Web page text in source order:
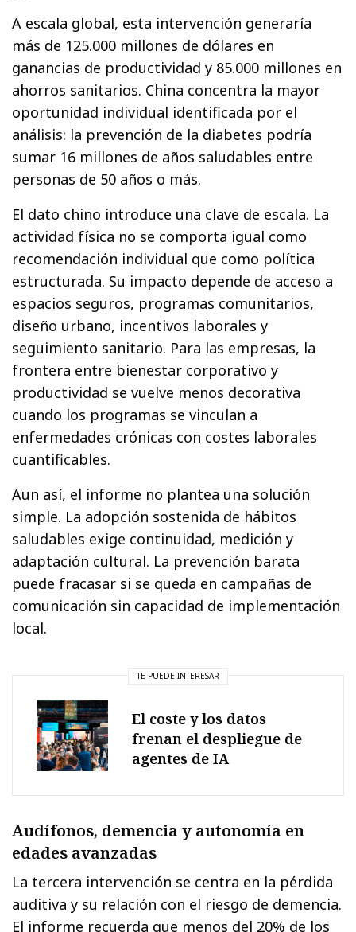
A escala global, esta intervención generaría
más de 125.000 millones de dólares en
ganancias de productividad y 85.000 millones en
ahorros sanitarios. China concentra la mayor
oportunidad individual identificada por el
análisis: la prevención de la diabetes podría
sumar 16 millones de años saludables entre
personas de 50 años o más.
El dato chino introduce una clave de escala. La
actividad física no se comporta igual como
recomendación individual que como política
estructurada. Su impacto depende de acceso a
espacios seguros, programas comunitarios,
diseño urbano, incentivos laborales y
seguimiento sanitario. Para las empresas, la
frontera entre bienestar corporativo y
productividad se vuelve menos decorativa
cuando los programas se vinculan a
enfermedades crónicas con costes laborales
cuantificables.
Aun así, el informe no plantea una solución
simple. La adopción sostenida de hábitos
saludables exige continuidad, medición y
adaptación cultural. La prevención barata
puede fracasar si se queda en campañas de
comunicación sin capacidad de implementación
local.
TE PUEDE INTERESAR
El coste y los datos
frenan el despliegue de
agentes de IA
Audífonos, demencia y autonomía en
edades avanzadas
La tercera intervención se centra en la pérdida
auditiva y su relación con el riesgo de demencia.
El informe recuerda que menos del 20% de los